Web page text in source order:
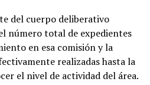
del cuerpo deliberativo
número total de expedientes
en esa comisión y la
realizadas hasta la
el nivel de actividad del área.